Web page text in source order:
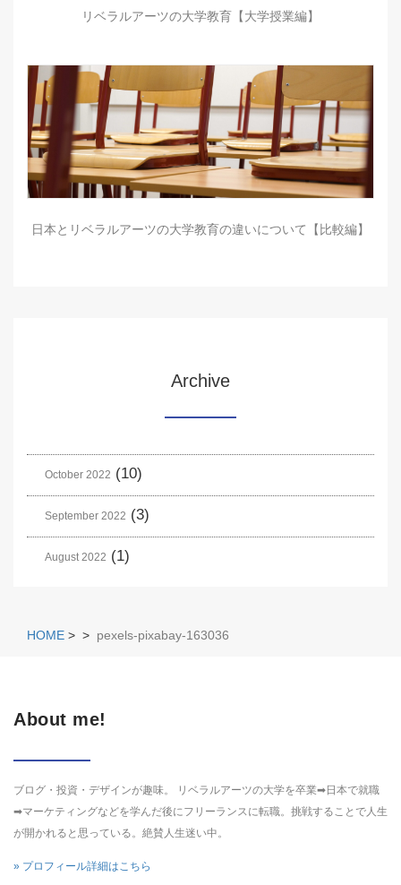
リベラルアーツの大学教育【大学授業編】
日本とリベラルアーツの大学教育の違いについて【比較編】
Archive
October 2022 (10)
September 2022 (3)
August 2022 (1)
HOME > > pexels-pixabay-163036
About me!
ブログ・投資・デザインが趣味。 リベラルアーツの大学を卒業➡日本で就職
➡マーケティングなどを学んだ後にフリーランスに転職。挑戦することで人生
が開かれると思っている。絶賛人生迷い中。
» プロフィール詳細はこちら